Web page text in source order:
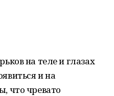
на теле и глазах
и на
что чревато